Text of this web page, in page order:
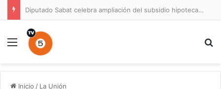
Diputado Sabat celebra ampliación del subsidio hipotecario con viviendas de hasta 6.000 UF
Menú
Inicio / La Unión